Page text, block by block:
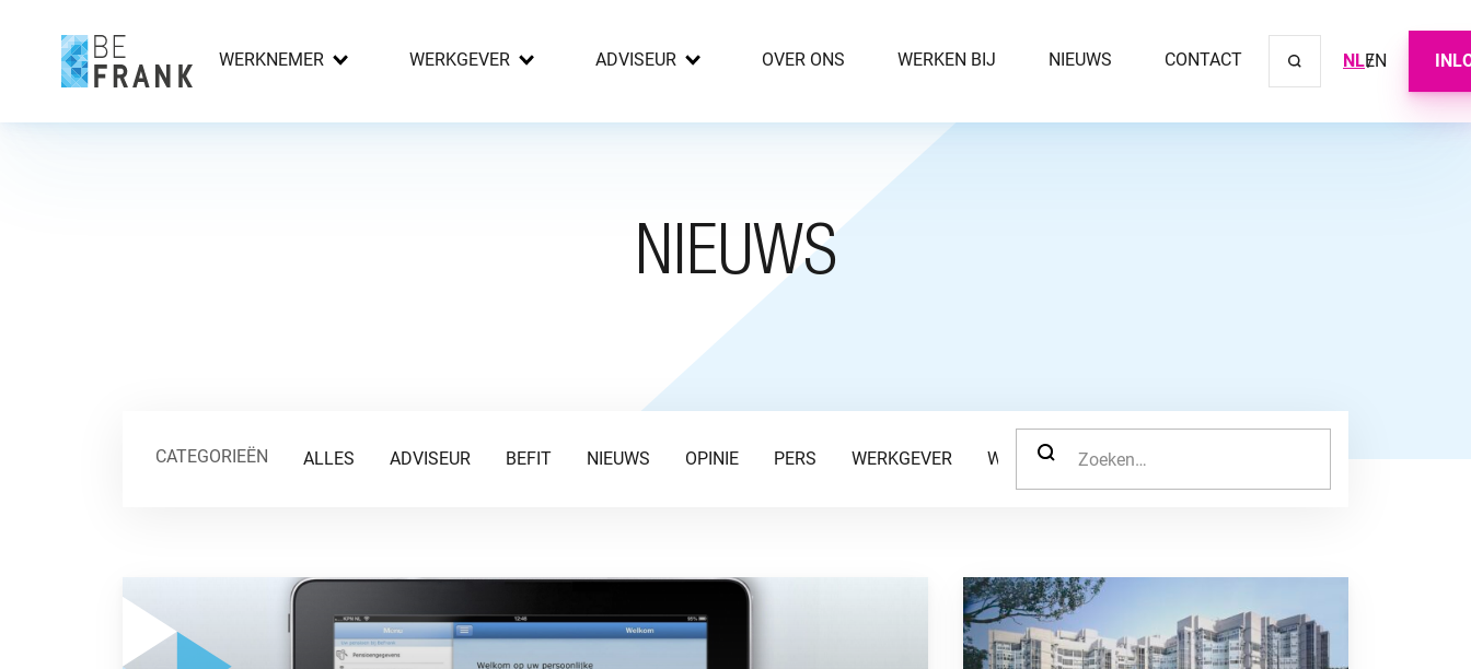
WERKNEMER WERKGEVER ADVISEUR OVER ONS WERKEN BIJ NIEUWS CONTACT NLEN
NIEUWS
CATEGORIEËN ALLES ADVISEUR BEFIT NIEUWS OPINIE PERS WERKGEVER WERKNEMER
ZOEK NAAR:
GA NAAR “APP ‘MIJN PENSIOEN’ KRIJGT EEN UPDATE” GA NAAR “BEFRANK REAGEERT OP WETSVOORSTEL
Sluit